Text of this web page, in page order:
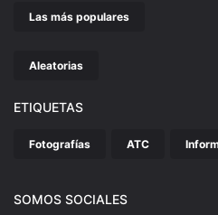
Las más populares
Aleatorias
ETIQUETAS
Fotografías ATC
SOMOS SOCIALES